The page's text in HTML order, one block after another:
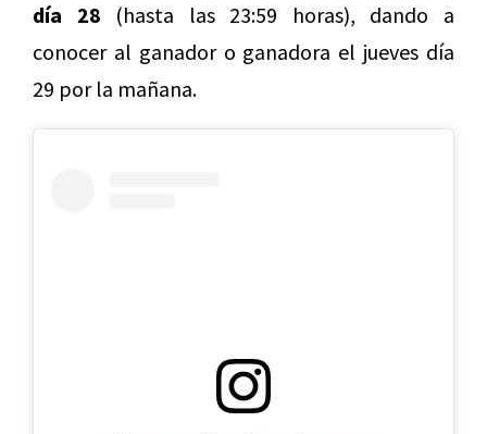
día 28 (hasta las 23:59 horas), dando a
conocer al ganador o ganadora el jueves día
29 por la mañana.